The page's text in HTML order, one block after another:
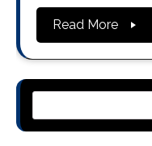
Read More